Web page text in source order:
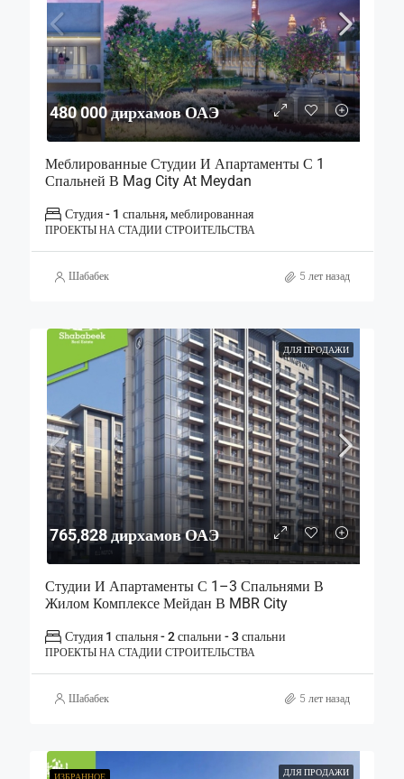
480 000 дирхамов ОАЭ
Меблированные Студии И Апартаменты С 1
Спальней В Mag City At Meydan
Студия - 1 спальня, меблированная
ПРОЕКТЫ НА СТАДИИ СТРОИТЕЛЬСТВА
Шабабек 5 лет назад
ДЛЯ ПРОДАЖИ
765,828 дирхамов ОАЭ
Студии И Апартаменты С 1–3 Спальнями В
Жилом Комплексе Мейдан В MBR City
Студия 1 спальня - 2 спальни - 3 спальни
ПРОЕКТЫ НА СТАДИИ СТРОИТЕЛЬСТВА
Шабабек 5 лет назад
ИЗБРАННОЕ ДЛЯ ПРОДАЖИ